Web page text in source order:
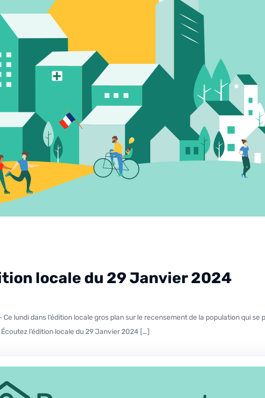
locale du 29 Janvier 2024
l’édition locale du 29 Janvier 2024 […]